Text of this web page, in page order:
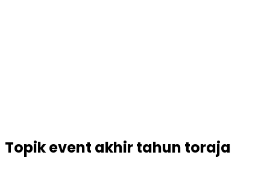
Topikevent akhir tahun toraja